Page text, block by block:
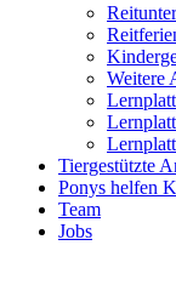
Weitere
Tiergestützte
Ponys helfen
Team
Jobs